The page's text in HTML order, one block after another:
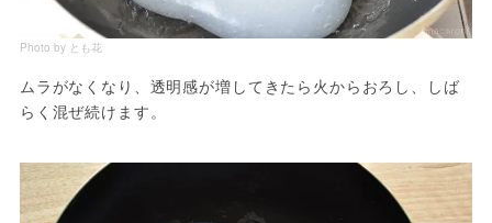
Photo by とも花
ムラがなくなり、透明感が増してきたら火からおろし、しば
らく混ぜ続けます。